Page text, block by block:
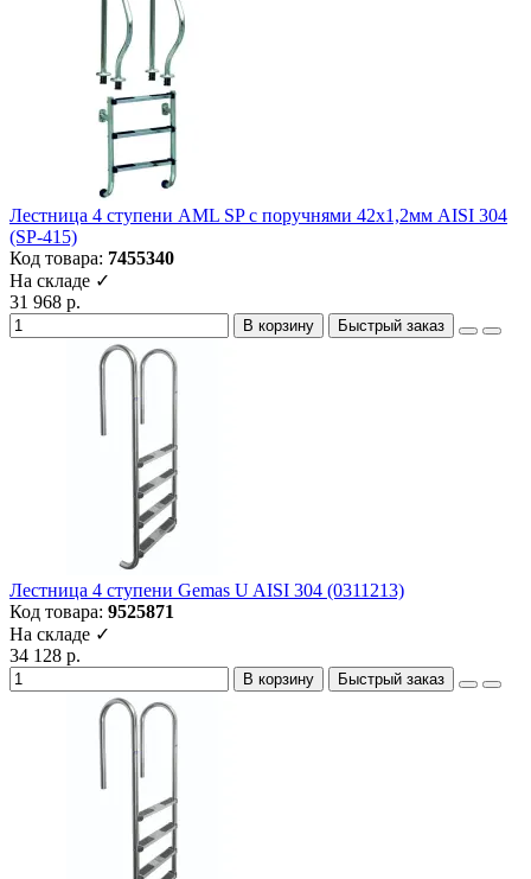
Лестница 4 ступени AML SP с поручнями 42х1,2мм AISI 304
(SP-415)
Код товара: 7455340
На складе ✓
31 968 р.
В корзину Быстрый заказ
Лестница 4 ступени Gemas U AISI 304 (0311213)
Код товара: 9525871
На складе ✓
34 128 р.
В корзину Быстрый заказ